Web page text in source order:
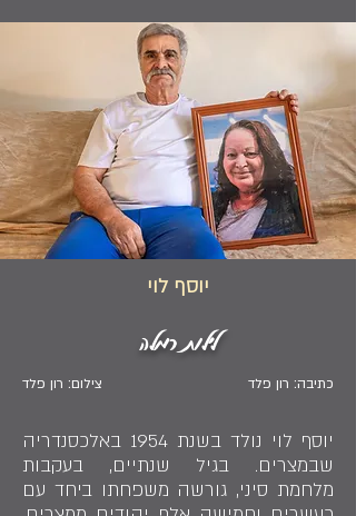
יוסף לוי
לילות רמלה
צילום: רון פלד כתיבה: רון פלד
יוסף לוי נולד בשנת 1954 באלכסנדריה
שבמצרים. בגיל שנתיים, בעקבות
מלחמת סיני, גורשה משפחתו ביחד עם